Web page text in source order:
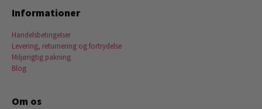
Informationer
Handelsbetingelser
Levering, returnering og fortrydelse
Miljørigtig pakning
Blog
Om os